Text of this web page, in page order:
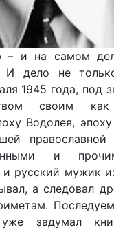
– и на самом
И дело не
1945 года, под
своим
Водолея,
православной
и
и русский мужик
а следовал
задумал